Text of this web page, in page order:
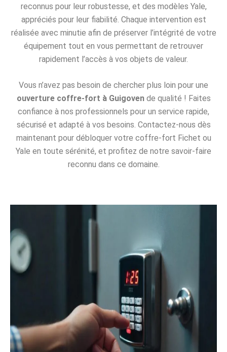
reconnus pour leur robustesse, et des modèles Yale,
appréciés pour leur fiabilité. Chaque intervention est
réalisée avec minutie afin de préserver l’intégrité de votre
équipement tout en vous permettant de retrouver
rapidement l’accès à vos objets de valeur.
Vous n’avez pas besoin de chercher plus loin pour une
ouverture coffre-fort à Guigovende qualité ! Faites
confiance à nos professionnels pour un service rapide,
sécurisé et adapté à vos besoins. Contactez-nous dès
maintenant pour débloquer votre coffre-fort Fichet ou
Yale en toute sérénité, et profitez de notre savoir-faire
reconnu dans ce domaine.